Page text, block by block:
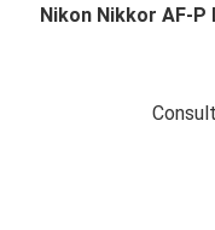
Nikon Nikkor AF-P